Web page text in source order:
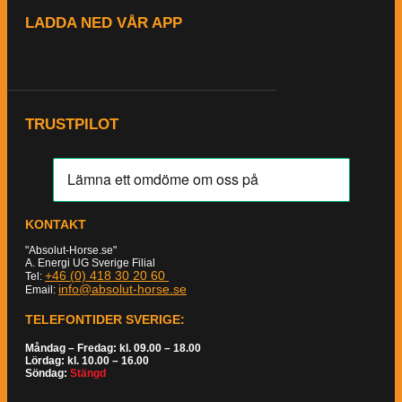
LADDA NED VÅR APP
TRUSTPILOT
KONTAKT
"Absolut-Horse.se"
A. Energi UG Sverige Filial
Tel: +46 (0) 418 30 20 60
Email: info@absolut-horse.se
TELEFONTIDER SVERIGE:
Måndag – Fredag: kl. 09.00 – 18.00
Lördag: kl. 10.00 – 16.00
Söndag: Stängd